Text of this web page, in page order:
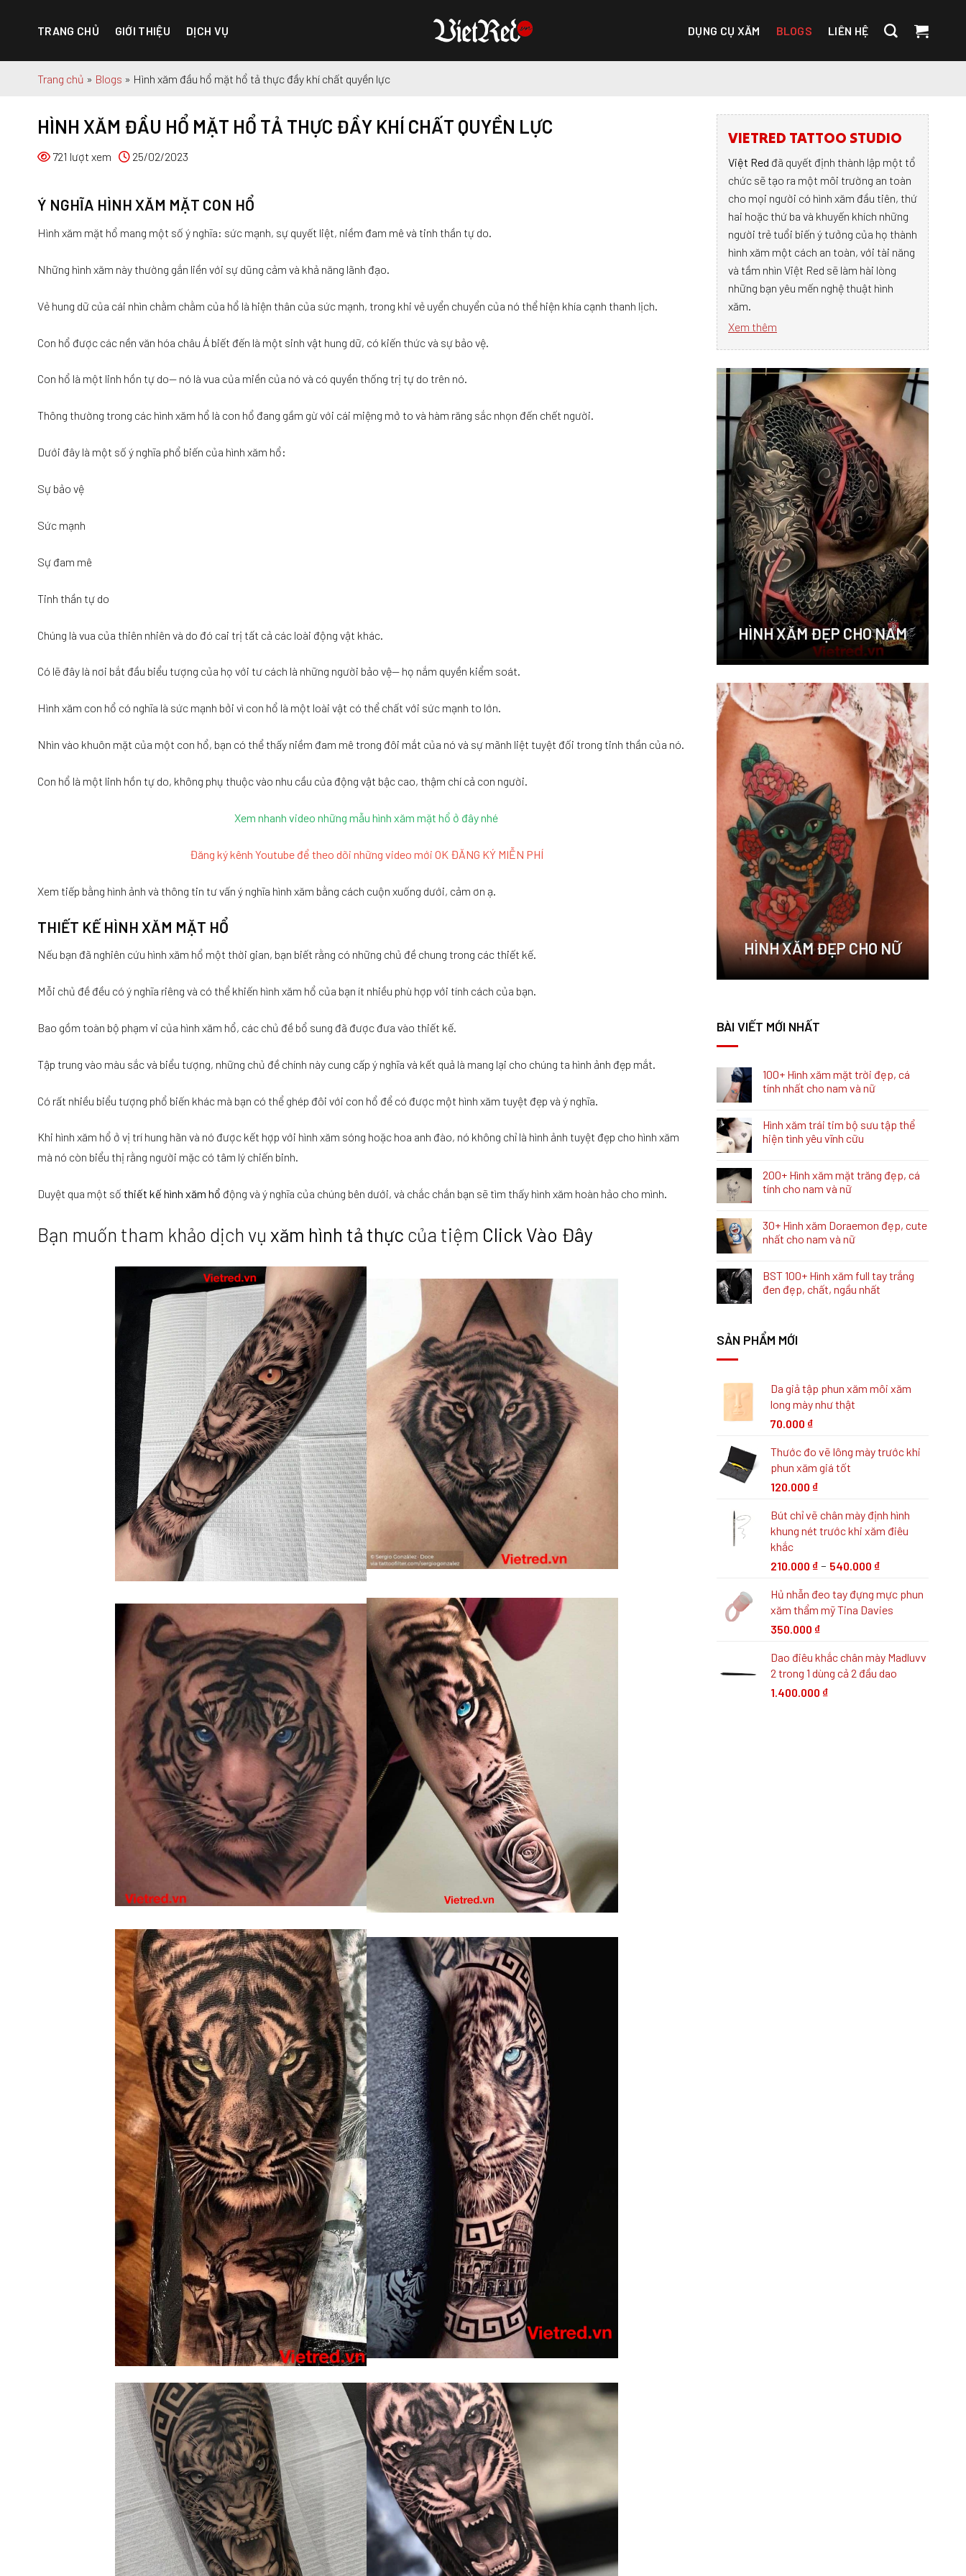
TRANG CHỦ GIỚI THIỆU DỊCH VỤ DỤNG CỤ XĂM BLOGS LIÊN HỆ
Trang chủ » Blogs » Hình xăm đầu hổ mặt hổ tả thực đầy khí chất quyền lực
HÌNH XĂM ĐẦU HỔ MẶT HỔ TẢ THỰC ĐẦY KHÍ CHẤT QUYỀN LỰC
721 lượt xem 25/02/2023
Ý NGHĨA HÌNH XĂM MẶT CON HỔ
Hình xăm mặt hổ mang một số ý nghĩa: sức mạnh, sự quyết liệt, niềm đam mê và tinh thần tự do.
Những hình xăm này thường gắn liền với sự dũng cảm và khả năng lãnh đạo.
Vẻ hung dữ của cái nhìn chằm chằm của hổ là hiện thân của sức mạnh, trong khi vẻ uyển chuyển của nó thể hiện khía cạnh thanh lịch.
Con hổ được các nền văn hóa châu Á biết đến là một sinh vật hung dữ, có kiến ​​thức và sự bảo vệ.
Con hổ là một linh hồn tự do— nó là vua của miền của nó và có quyền thống trị tự do trên nó.
Thông thường trong các hình xăm hổ là con hổ đang gầm gừ với cái miệng mở to và hàm răng sắc nhọn đến chết người.
Dưới đây là một số ý nghĩa phổ biến của hình xăm hổ:
Sự bảo vệ
Sức mạnh
Sự đam mê
Tinh thần tự do
Chúng là vua của thiên nhiên và do đó cai trị tất cả các loài động vật khác.
Có lẽ đây là nơi bắt đầu biểu tượng của họ với tư cách là những người bảo vệ— họ nắm quyền kiểm soát.
Hình xăm con hổ có nghĩa là sức mạnh bởi vì con hổ là một loài vật có thể chất với sức mạnh to lớn.
Nhìn vào khuôn mặt của một con hổ, bạn có thể thấy niềm đam mê trong đôi mắt của nó và sự mãnh liệt tuyệt đối trong tinh thần của nó.
Con hổ là một linh hồn tự do, không phụ thuộc vào nhu cầu của động vật bậc cao, thậm chí cả con người.
Xem nhanh video những mẫu hình xăm mặt hổ ở đây nhé
Đăng ký kênh Youtube để theo dõi những video mới OK ĐĂNG KÝ MIỄN PHÍ
Xem tiếp bằng hình ảnh và thông tin tư vấn ý nghĩa hình xăm bằng cách cuộn xuống dưới, cảm ơn ạ.
THIẾT KẾ HÌNH XĂM MẶT HỔ
Nếu bạn đã nghiên cứu hình xăm hổ một thời gian, bạn biết rằng có những chủ đề chung trong các thiết kế.
Mỗi chủ đề đều có ý nghĩa riêng và có thể khiến hình xăm hổ của bạn ít nhiều phù hợp với tính cách của bạn.
Bao gồm toàn bộ phạm vi của hình xăm hổ, các chủ đề bổ sung đã được đưa vào thiết kế.
Tập trung vào màu sắc và biểu tượng, những chủ đề chính này cung cấp ý nghĩa và kết quả là mang lại cho chúng ta hình ảnh đẹp mắt.
Có rất nhiều biểu tượng phổ biến khác mà bạn có thể ghép đôi với con hổ để có được một hình xăm tuyệt đẹp và ý nghĩa.
Khi hình xăm hổ ở vị trí hung hãn và nó được kết hợp với hình xăm sóng hoặc hoa anh đào, nó không chỉ là hình ảnh tuyệt đẹp cho hình xăm
mà nó còn biểu thị rằng người mặc có tâm lý chiến binh.
Duyệt qua một số thiết kế hình xăm hổ động và ý nghĩa của chúng bên dưới, và chắc chắn bạn sẽ tìm thấy hình xăm hoàn hảo cho mình.
Bạn muốn tham khảo dịch vụ xăm hình tả thực của tiệm Click Vào Đây
VIETRED TATTOO STUDIO
Việt Red đã quyết định thành lập một tổ
chức sẽ tạo ra một môi trường an toàn
cho mọi người có hình xăm đầu tiên, thứ
hai hoặc thứ ba và khuyến khích những
người trẻ tuổi biến ý tưởng của họ thành
hình xăm một cách an toàn, với tài năng
và tầm nhìn Việt Red sẽ làm hài lòng
những bạn yêu mến nghệ thuật hình
xăm.
Xem thêm
HÌNH XĂM ĐẸP CHO NAM
HÌNH XĂM ĐẸP CHO NỮ
BÀI VIẾT MỚI NHẤT
100+ Hình xăm mặt trời đẹp, cá
tính nhất cho nam và nữ
Hình xăm trái tim bộ sưu tập thể
hiện tình yêu vĩnh cữu
200+ Hình xăm mặt trăng đẹp, cá
tính cho nam và nữ
30+ Hình xăm Doraemon đẹp, cute
nhất cho nam và nữ
BST 100+ Hình xăm full tay trắng
đen đẹp, chất, ngầu nhất
SẢN PHẨM MỚI
Da giả tập phun xăm môi xăm
long mày như thật
70.000 ₫
Thước đo vẽ lông mày trước khi
phun xăm giá tốt
120.000 ₫
Bút chỉ vẽ chân mày định hình
khung nét trước khi xăm điêu
khắc
210.000 ₫ – 540.000 ₫
Hủ nhẫn đeo tay đựng mực phun
xăm thẩm mỹ Tina Davies
350.000 ₫
Dao điêu khắc chân mày Madluvv
2 trong 1 dùng cả 2 đầu dao
1.400.000 ₫